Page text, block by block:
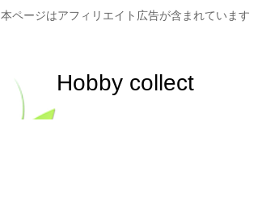
本ページはアフィリエイト広告が含まれています
Hobby collect